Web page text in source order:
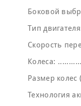
Боковой
Тип
Скорость
Колеса:
Размер колес
Технология